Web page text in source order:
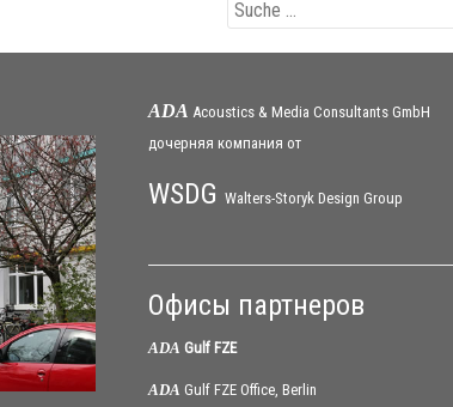
ADA Acoustics & Media Consultants GmbH
дочерняя компания от
WSDG Walters-Storyk Design Group
Офисы партнеров
ADA Gulf FZE
ADA Gulf FZE Office, Berlin